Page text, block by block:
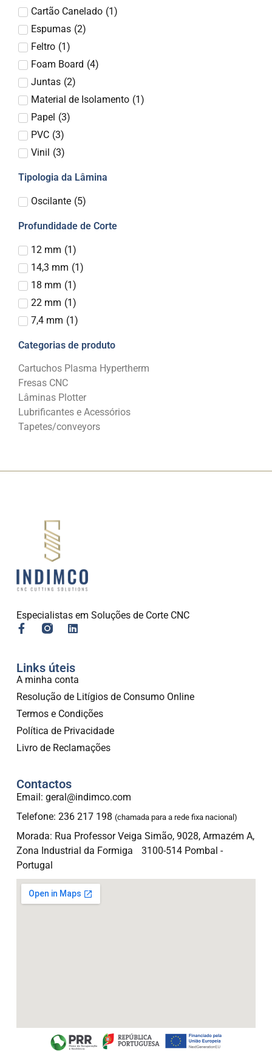
Cartão Canelado (1)
Espumas (2)
Feltro (1)
Foam Board (4)
Juntas (2)
Material de Isolamento (1)
Papel (3)
PVC (3)
Vinil (3)
Tipologia da Lâmina
Oscilante (5)
Profundidade de Corte
12 mm (1)
14,3 mm (1)
18 mm (1)
22 mm (1)
7,4 mm (1)
Categorias de produto
Cartuchos Plasma Hypertherm
Fresas CNC
Lâminas Plotter
Lubrificantes e Acessórios
Tapetes/conveyors
Especialistas em Soluções de Corte CNC
Links úteis
A minha conta
Resolução de Litígios de Consumo Online
Termos e Condições
Política de Privacidade
Livro de Reclamações
Contactos
Email: geral@indimco.com
Telefone: 236 217 198 (chamada para a rede fixa nacional)
Morada: Rua Professor Veiga Simão, 9028, Armazém A,
Zona Industrial da Formiga 3100-514 Pombal -
Portugal